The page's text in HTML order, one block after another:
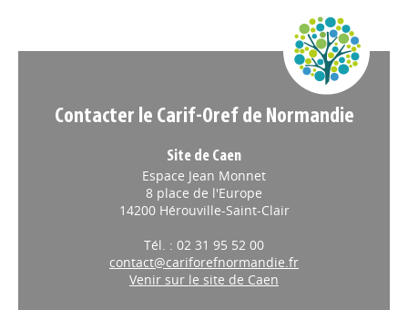
Contacter le Carif-Oref de Normandie
Site de Caen
Espace Jean Monnet
8 place de l'Europe
14200 Hérouville-Saint-Clair
Tél. : 02 31 95 52 00
contact@cariforefnormandie.fr
Venir sur le site de Caen